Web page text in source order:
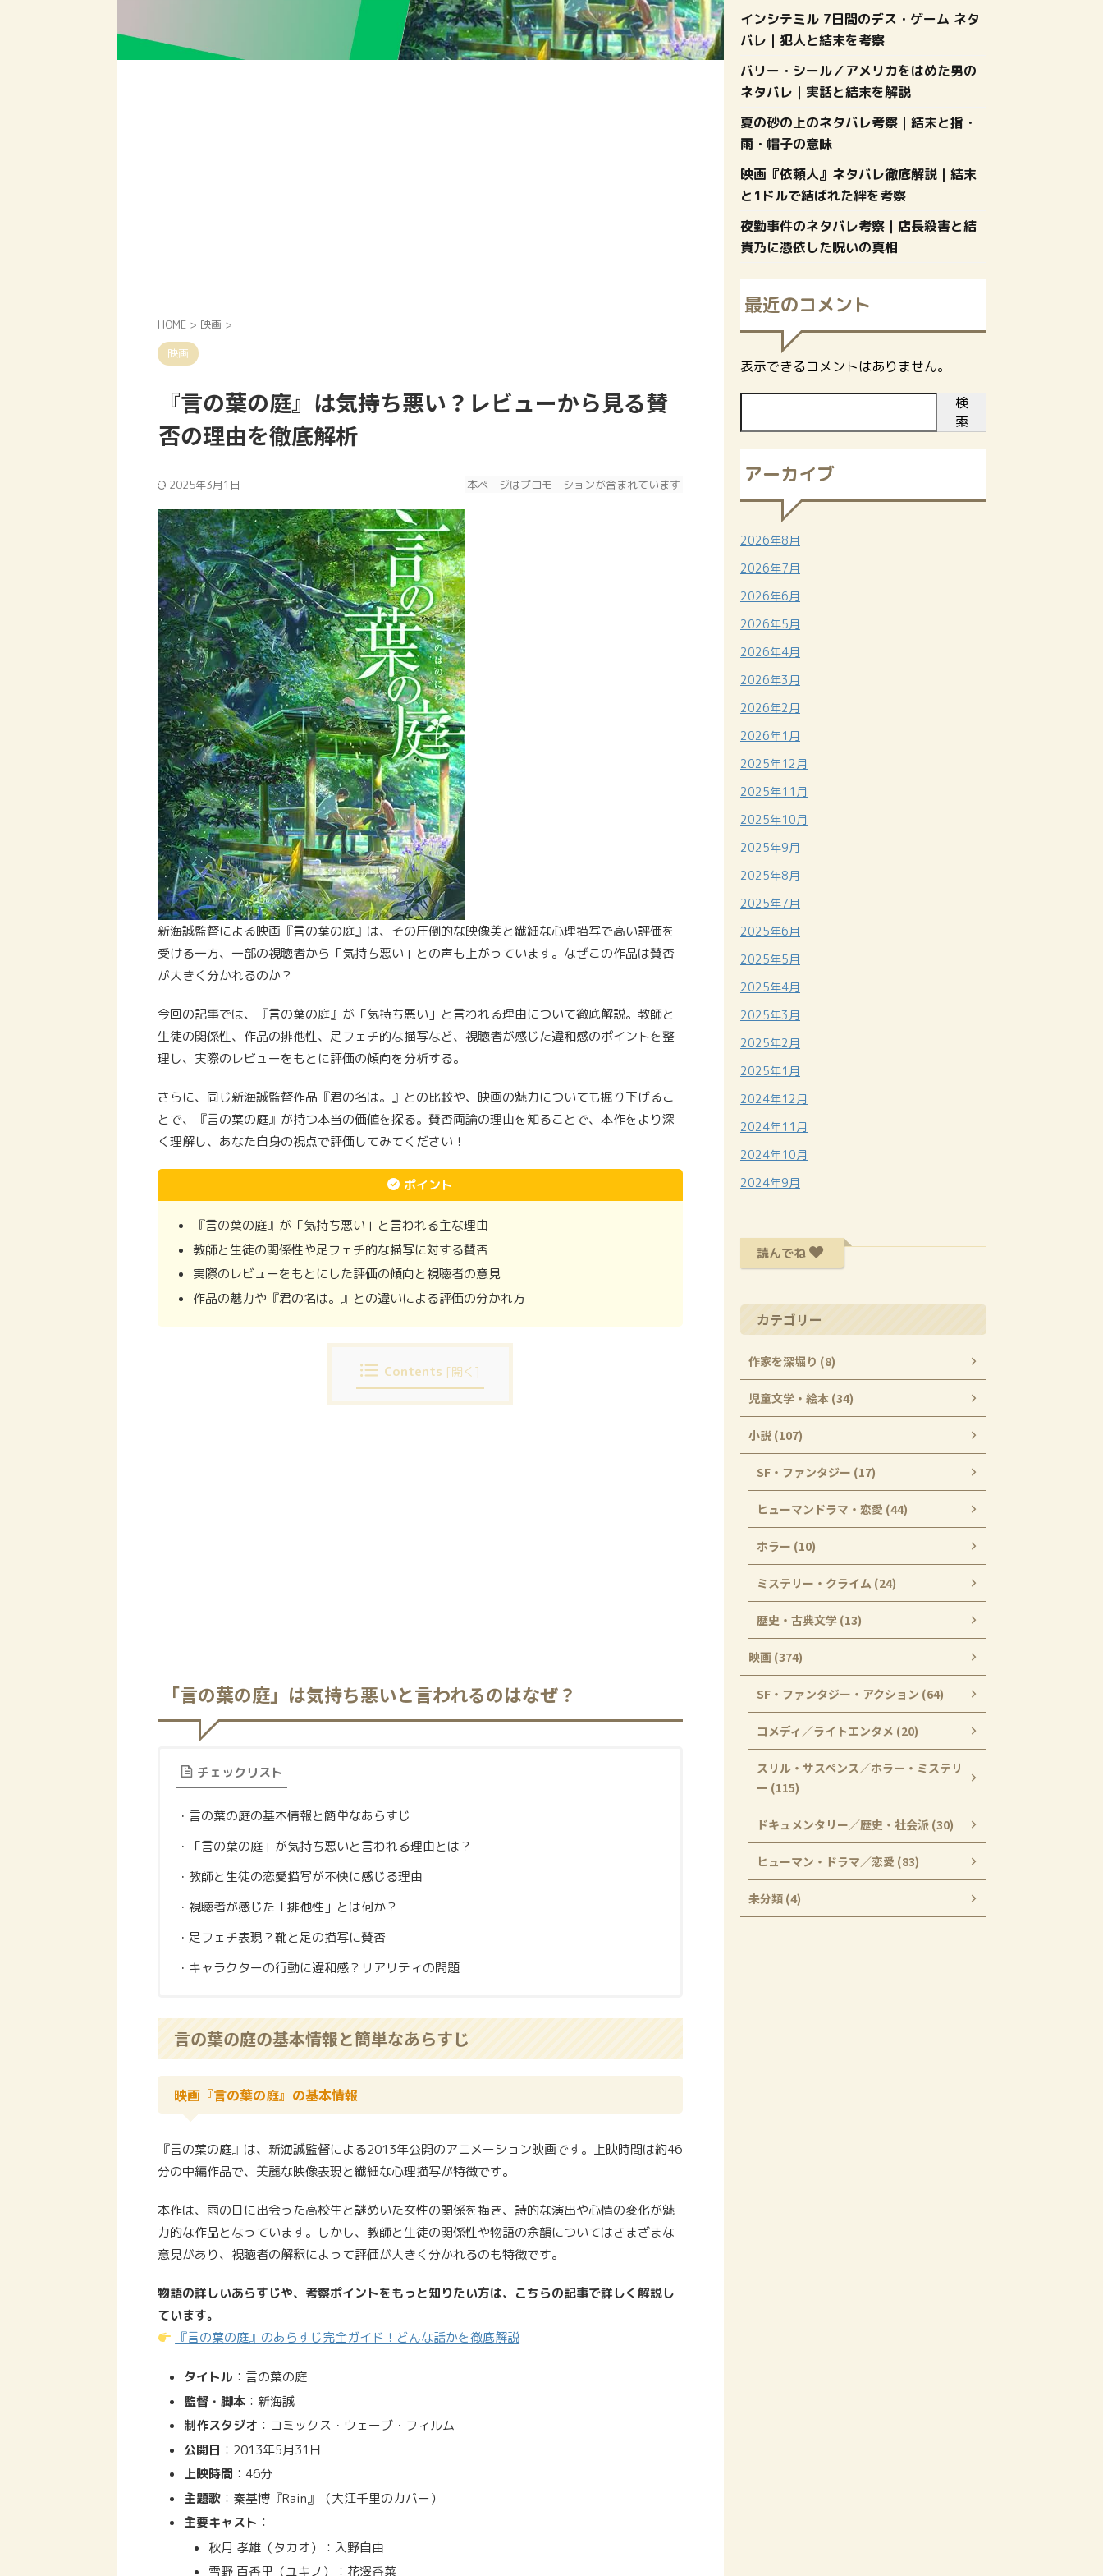
HOME > 映画 >
映画
『言の葉の庭』は気持ち悪い？レビューから見る賛
否の理由を徹底解析
2025年3月1日 本ページはプロモーションが含まれています
新海誠監督による映画『言の葉の庭』は、その圧倒的な映像美と繊細な心理描写で高い評価を
受ける一方、一部の視聴者から「気持ち悪い」との声も上がっています。なぜこの作品は賛否
が大きく分かれるのか？
今回の記事では、『言の葉の庭』が「気持ち悪い」と言われる理由について徹底解説。教師と
生徒の関係性、作品の排他性、足フェチ的な描写など、視聴者が感じた違和感のポイントを整
理し、実際のレビューをもとに評価の傾向を分析する。
さらに、同じ新海誠監督作品『君の名は。』との比較や、映画の魅力についても掘り下げるこ
とで、『言の葉の庭』が持つ本当の価値を探る。賛否両論の理由を知ることで、本作をより深
く理解し、あなた自身の視点で評価してみてください！
ポイント
『言の葉の庭』が「気持ち悪い」と言われる主な理由
教師と生徒の関係性や足フェチ的な描写に対する賛否
実際のレビューをもとにした評価の傾向と視聴者の意見
作品の魅力や『君の名は。』との違いによる評価の分かれ方
Contents [開く ]
「言の葉の庭」は気持ち悪いと言われるのはなぜ？
チェックリスト
・言の葉の庭の基本情報と簡単なあらすじ
・「言の葉の庭」が気持ち悪いと言われる理由とは？
・教師と生徒の恋愛描写が不快に感じる理由
・視聴者が感じた「排他性」とは何か？
・足フェチ表現？靴と足の描写に賛否
・キャラクターの行動に違和感？リアリティの問題
言の葉の庭の基本情報と簡単なあらすじ
映画『言の葉の庭』の基本情報
『言の葉の庭』は、新海誠監督による2013年公開のアニメーション映画です。上映時間は約46
分の中編作品で、美麗な映像表現と繊細な心理描写が特徴です。
本作は、雨の日に出会った高校生と謎めいた女性の関係を描き、詩的な演出や心情の変化が魅
力的な作品となっています。しかし、教師と生徒の関係性や物語の余韻についてはさまざまな
意見があり、視聴者の解釈によって評価が大きく分かれるのも特徴です。
物語の詳しいあらすじや、考察ポイントをもっと知りたい方は、こちらの記事で詳しく解説し
ています。
『言の葉の庭』のあらすじ完全ガイド！どんな話かを徹底解説
タイトル ：言の葉の庭
監督・脚本 ：新海誠
制作スタジオ ：コミックス・ウェーブ・フィルム
公開日 ：2013年5月31日
上映時間 ：46分
主題歌 ：秦基博『Rain』（大江千里のカバー）
主要キャスト ：
秋月 孝雄（タカオ）：入野自由
雪野 百香里（ユキノ）：花澤香菜
インシテミル 7日間のデス・ゲーム ネタ
バレ｜犯人と結末を考察
バリー・シール／アメリカをはめた男の
ネタバレ｜実話と結末を解説
夏の砂の上のネタバレ考察｜結末と指・
雨・帽子の意味
映画『依頼人』ネタバレ徹底解説｜結末
と1ドルで結ばれた絆を考察
夜勤事件のネタバレ考察｜店長殺害と結
貴乃に憑依した呪いの真相
最近のコメント
表示できるコメントはありません。
検
索
アーカイブ
2026年8月
2026年7月
2026年6月
2026年5月
2026年4月
2026年3月
2026年2月
2026年1月
2025年12月
2025年11月
2025年10月
2025年9月
2025年8月
2025年7月
2025年6月
2025年5月
2025年4月
2025年3月
2025年2月
2025年1月
2024年12月
2024年11月
2024年10月
2024年9月
読んでね
カテゴリー
作家を深堀り (8)
児童文学・絵本 (34)
小説 (107)
SF・ファンタジー (17)
ヒューマンドラマ・恋愛 (44)
ホラー (10)
ミステリー・クライム (24)
歴史・古典文学 (13)
映画 (374)
SF・ファンタジー・アクション (64)
コメディ／ライトエンタメ (20)
スリル・サスペンス／ホラー・ミステリ
ー (115)
ドキュメンタリー／歴史・社会派 (30)
ヒューマン・ドラマ／恋愛 (83)
未分類 (4)